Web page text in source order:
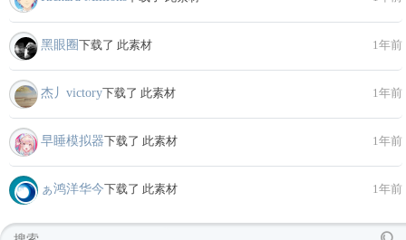
黑眼圈下载了 此素材 1年前
杰丿victory下载了 此素材 1年前
早睡模拟器下载了 此素材 1年前
ぁ鸿洋华今下载了 此素材 1年前